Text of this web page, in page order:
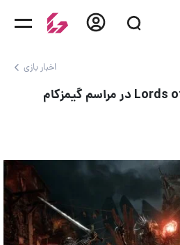
اخبار بازی
حضور بازی Lords of the Fallen در مراسم گیمزکام